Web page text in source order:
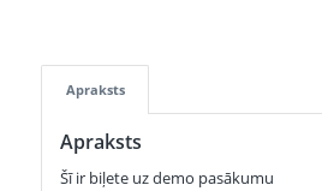
Apraksts
Apraksts
Šī ir biļete uz demo pasākumu